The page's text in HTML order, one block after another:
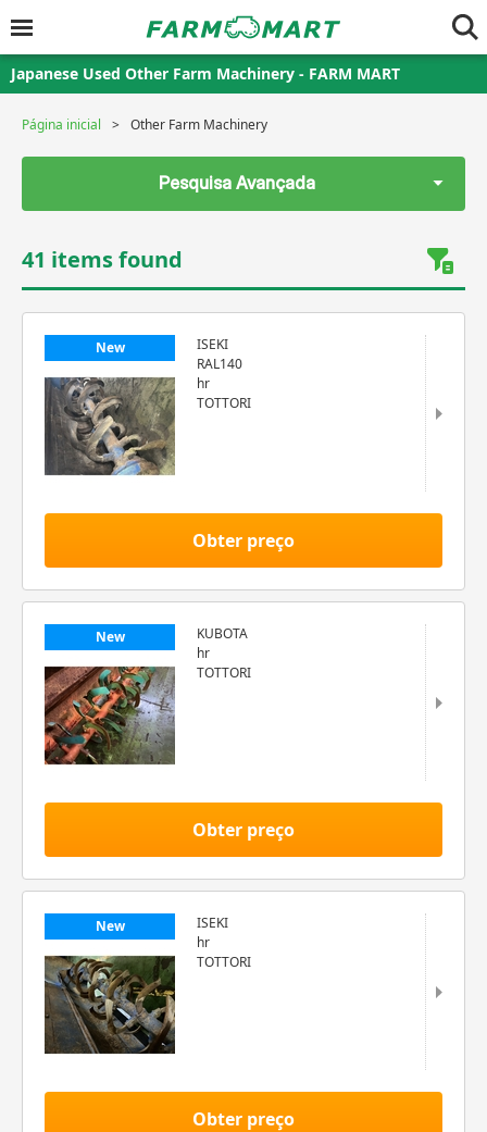
Japanese Used Other Farm Machinery - FARM MART
Página inicial Other Farm Machinery
Pesquisa Avançada
41 items found
New
ISEKI
RAL140
hr
TOTTORI
Obter preço
New
KUBOTA
hr
TOTTORI
Obter preço
New
ISEKI
hr
TOTTORI
Obter preço